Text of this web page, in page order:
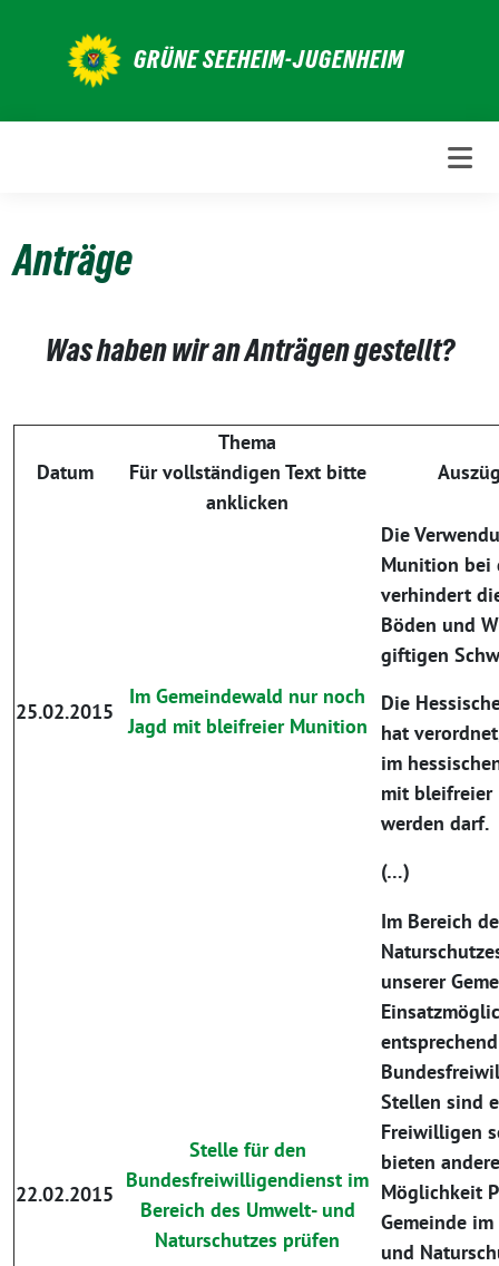
GRÜNE SEEHEIM-JUGENHEIM
Anträge
Was haben wir an Anträgen gestellt?
Datum
Thema
Für vollständigen Text bitte
anklicken
25.02.2015
Im Gemeindewald nur noch
Jagd mit bleifreier Munition
Die
Munition bei
verhindert
Böden und
giftigen
Die
hat
im
mit
werden darf.
(…)
22.02.2015
Stelle für den
Bundesfreiwilligendienst im
Bereich des Umwelt- und
Naturschutzes prüfen
Im Bereich
unserer
Stellen sind
Freiwilligen
bieten
Möglichkeit
Gemeinde
und